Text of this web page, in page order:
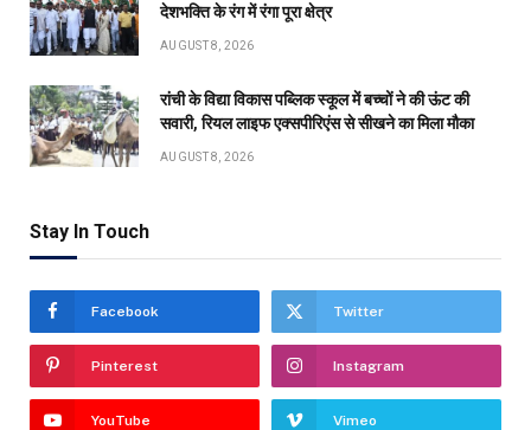
देशभक्ति के रंग में रंगा पूरा क्षेत्र
AUGUST 8, 2026
रांची के विद्या विकास पब्लिक स्कूल में बच्चों ने की ऊंट की
सवारी, रियल लाइफ एक्सपीरिएंस से सीखने का मिला मौका
AUGUST 8, 2026
Stay In Touch
Facebook Twitter
Pinterest Instagram
YouTube Vimeo